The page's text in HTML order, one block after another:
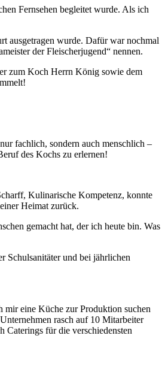
Fernsehen begleitet wurde. Als ich
ausgetragen wurde. Dafür war nochmal
der Fleischerjugend“ nennen.
zum Koch Herrn König sowie dem
fachlich, sondern auch menschlich –
des Kochs zu erlernen!
Kulinarische Kompetenz, konnte
Heimat zurück.
gemacht hat, der ich heute bin. Was
Schulsanitäter und bei jährlichen
mir eine Küche zur Produktion suchen
rasch auf 10 Mitarbeiter
Caterings für die verschiedensten